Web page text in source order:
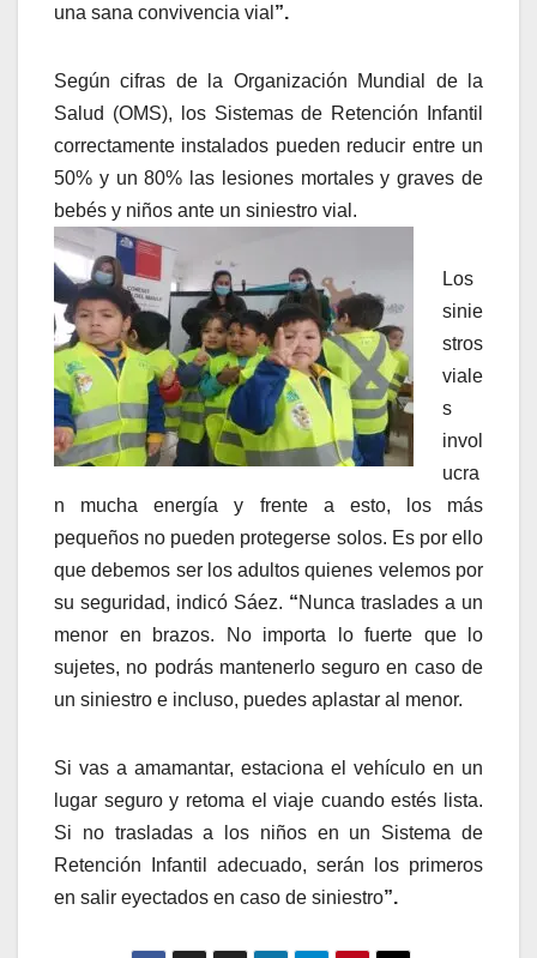
una sana convivencia vial ”.
Según cifras de la Organización Mundial de la
Salud (OMS), los Sistemas de Retención Infantil
correctamente instalados pueden reducir entre un
50% y un 80% las lesiones mortales y graves de
bebés y niños ante un siniestro vial.
Los
sinie
stros
viale
s
invol
ucra
n mucha energía y frente a esto, los más
pequeños no pueden protegerse solos. Es por ello
que debemos ser los adultos quienes velemos por
su seguridad, indicó Sáez. “Nunca traslades a un
menor en brazos. No importa lo fuerte que lo
sujetes, no podrás mantenerlo seguro en caso de
un siniestro e incluso, puedes aplastar al menor.
Si vas a amamantar, estaciona el vehículo en un
lugar seguro y retoma el viaje cuando estés lista.
Si no trasladas a los niños en un Sistema de
Retención Infantil adecuado, serán los primeros
en salir eyectados en caso de siniestro”.